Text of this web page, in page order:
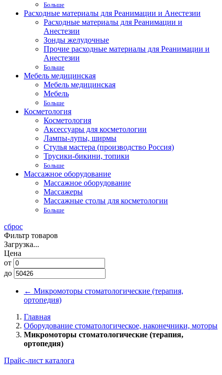
Больше
Расходные материалы для Реанимации и Анестезии
Расходные материалы для Реанимации и
Анестезии
Зонды желудочные
Прочие расходные материалы для Реанимации и
Анестезии
Больше
Мебель медицинская
Мебель медицинская
Мебель
Больше
Косметология
Косметология
Аксессуары для косметологии
Лампы-лупы, ширмы
Стулья мастера (производство Россия)
Трусики-бикини, топики
Больше
Массажное оборудование
Массажное оборудование
Массажеры
Массажные столы для косметологии
Больше
сброс
Фильтр товаров
Загрузка...
Цена
от
до
← Микромоторы стоматологические (терапия,
ортопедия)
Главная
Оборудование стоматологическое, наконечники, моторы
Микромоторы стоматологические (терапия,
ортопедия)
Прайс-лист каталога